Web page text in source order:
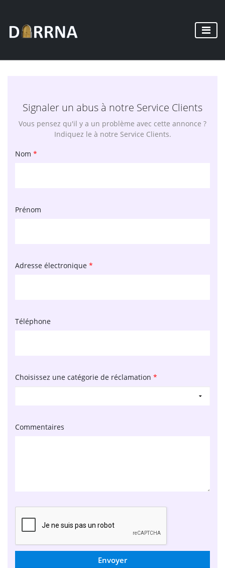
Signaler un abus à notre Service Clients
Vous pensez qu'il y a un problème avec cette annonce ?
Indiquez le à notre Service Clients.
Nom *
Prénom
Adresse électronique *
Téléphone
Choisissez une catégorie de réclamation *
Commentaires
Envoyer